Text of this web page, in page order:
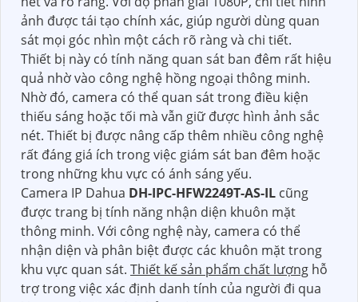
ảnh được tái tạo chính xác, giúp người dùng quan
sát mọi góc nhìn một cách rõ ràng và chi tiết.
Thiết bị này có tính năng quan sát ban đêm rất hiệu
quả nhờ vào công nghệ hồng ngoại thông minh.
Nhờ đó, camera có thể quan sát trong điều kiện
thiếu sáng hoặc tối mà vẫn giữ được hình ảnh sắc
nét. Thiết bị được nâng cấp thêm nhiều công nghệ
rất đáng giá ích trong việc giám sát ban đêm hoặc
trong những khu vực có ánh sáng yếu.
Camera IP Dahua DH-IPC-HFW2249T-AS-IL cũng
được trang bị tính năng nhận diện khuôn mặt
thông minh. Với công nghệ này, camera có thể
nhận diện và phân biệt được các khuôn mặt trong
khu vực quan sát. Thiết kế sản phẩm chất lượng hỗ
trợ trong việc xác định danh tính của người đi qua